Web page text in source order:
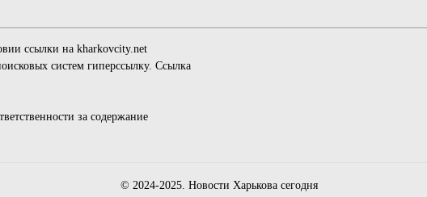
ссылки на kharkovcity.net
систем гиперссылку. Ссылка
за содержание
© 2024-2025. Новости Харькова сегодня